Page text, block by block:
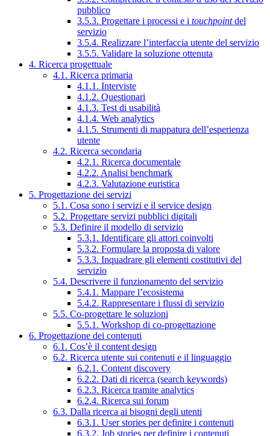
pubblico
3.5.3. Progettare i processi e i touchpointdel
servizio
3.5.4. Realizzare l’interfaccia utente del servizio
3.5.5. Validare la soluzione ottenuta
4. Ricerca progettuale
4.1. Ricerca primaria
4.1.1. Interviste
4.1.2. Questionari
4.1.3. Test di usabilità
4.1.4. Web analytics
4.1.5. Strumenti di mappatura dell’esperienza
utente
4.2. Ricerca secondaria
4.2.1. Ricerca documentale
4.2.2. Analisi benchmark
4.2.3. Valutazione euristica
5. Progettazione dei servizi
5.1. Cosa sono i servizi e il service design
5.2. Progettare servizi pubblici digitali
5.3. Definire il modello di servizio
5.3.1. Identificare gli attori coinvolti
5.3.2. Formulare la proposta di valore
5.3.3. Inquadrare gli elementi costitutivi del
servizio
5.4. Descrivere il funzionamento del servizio
5.4.1. Mappare l’ecosistema
5.4.2. Rappresentare i flussi di servizio
5.5. Co-progettare le soluzioni
5.5.1. Workshop di co-progettazione
6. Progettazione dei contenuti
6.1. Cos’è il content design
6.2. Ricerca utente sui contenuti e il linguaggio
6.2.1. Content discovery
6.2.2. Dati di ricerca (search keywords)
6.2.3. Ricerca tramite analytics
6.2.4. Ricerca sui forum
6.3. Dalla ricerca ai bisogni degli utenti
6.3.1. User stories per definire i contenuti
6.3.2. Job stories per definire i contenuti